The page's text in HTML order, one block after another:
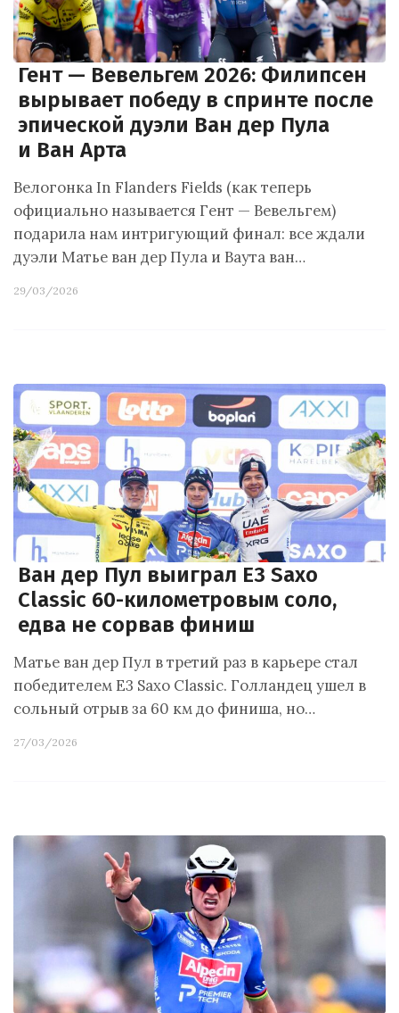
Гент — Вевельгем 2026: Филипсен
вырывает победу в спринте после
эпической дуэли Ван дер Пула
и Ван Арта
Велогонка In Flanders Fields (как теперь
официально называется Гент — Вевельгем)
подарила нам интригующий финал: все ждали
дуэли Матье ван дер Пула и Ваута ван…
29/03/2026
Ван дер Пул выиграл E3 Saxo
Classic 60-километровым соло,
едва не сорвав финиш
Матье ван дер Пул в третий раз в карьере стал
победителем E3 Saxo Classic. Голландец ушел в
сольный отрыв за 60 км до финиша, но…
27/03/2026